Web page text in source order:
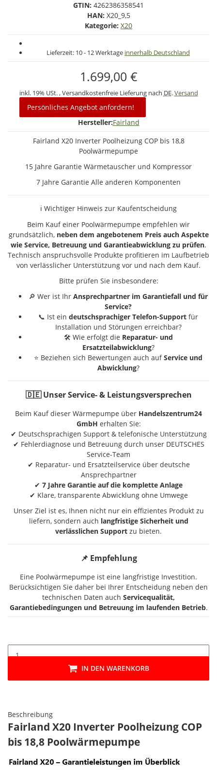
GTIN: 4262386358541
HAN: X20_9,5
Kategorie: X20
Lieferzeit: 10 - 12 Werktage innerhalb Deutschland
1.699,00 €
inkl. 19% USt. , Versandkostenfreie Lieferung nach DE.Versand
Persönliches Angebot anfordern!
Hersteller:Fairland
Fairland X20 Inverter Poolheizung COP bis 18,8
Poolwärmepumpe
15 Jahre Garantie Wärmetauscher und Kompressor
7 Jahre Garantie Alle anderen Komponenten
ℹ️ Wichtiger Hinweis zur Kaufentscheidung
Beim Kauf einer Poolwärmepumpe empfehlen wir
grundsätzlich, neben dem angebotenem Preis auch Aspekte
wie Service, Betreuung und Garantieabwicklung zu prüfen.
Technisch anspruchsvolle Produkte profitieren im Laufbetrieb
von verlässlicher Unterstützung vor und nach dem Kauf.
Bitte prüfen Sie insbesondere:
🔎 Wer ist Ihr Ansprechpartner im Garantiefall und für
Service?
📞 Ist ein deutschsprachiger Telefon-Support für
Installation und Störungen erreichbar?
🛠️ Wie erfolgt die Reparatur- und
Ersatzteilabwicklung?
⭐ Beziehen sich Bewertungen auch aufService und
Abwicklung?
🇩🇪 Unser Service- & Leistungsversprechen
Beim Kauf dieser Wärmepumpe über Handelszentrum24
GmbH erhalten Sie:
✔ Deutschsprachigen Support & telefonische Unterstützung
✔ Fehlerdiagnose und Betreuung durch unser DEUTSCHES
Service-Team
✔ Reparatur- und Ersatzteilservice über deutsche
Ansprechpartner
✔ 7 Jahre Garantie auf die komplette Anlage
✔ Klare, transparente Abwicklung ohne Umwege
Unser Ziel ist es, Ihnen nicht nur ein effizientes Produkt zu
liefern, sondern auch langfristige Sicherheit und
verlässlichen Support zu bieten.
📌 Empfehlung
Eine Poolwärmepumpe ist eine langfristige Investition.
Berücksichtigen Sie daher bei Ihrer Entscheidung neben den
technischen Daten auch Servicequalität,
Garantiebedingungen und Betreuung im laufenden Betrieb.
IN DEN WARENKORB
Beschreibung
Fairland X20 Inverter Poolheizung COP
bis 18,8 Poolwärmepumpe